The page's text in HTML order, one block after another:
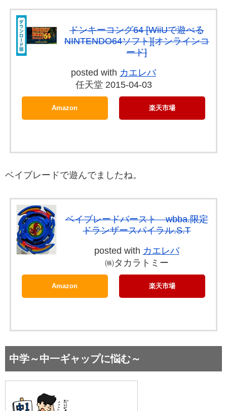
ドンキーコング64 [WiiUで遊べる
NINTENDO64ソフト][オンラインコ
ード]
posted with カエレバ
任天堂 2015-04-03
Amazon 楽天市場
ベイブレードで遊んでましたね。
ベイブレードバースト wbba.限定
ドランザースパイラル.S.T
posted with カエレバ
㈱タカラトミー
Amazon 楽天市場
中学～中一ギャップに悩む～